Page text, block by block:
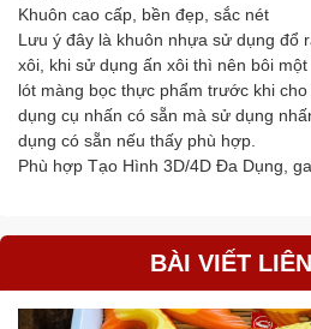
Khuôn cao cấp, bền đẹp, sắc nét
Lưu ý đây là khuôn nhựa sử dụng đổ
xôi, khi sử dụng ấn xôi thì nên bôi
lót màng bọc thực phẩm trước khi
dụng cụ nhấn có sẵn mà sử dụng
dụng có sẵn nếu thấy phù hợp.
Phù hợp Tạo Hình 3D/4D Đa Dụng,
BÀI VIẾT